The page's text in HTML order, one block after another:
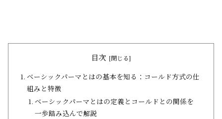
目次
ベーシックパーマとはの基本を知る：コールド方式の仕
組みと特徴
ベーシックパーマとはの定義とコールドとの関係を
一歩踏み込んで解説